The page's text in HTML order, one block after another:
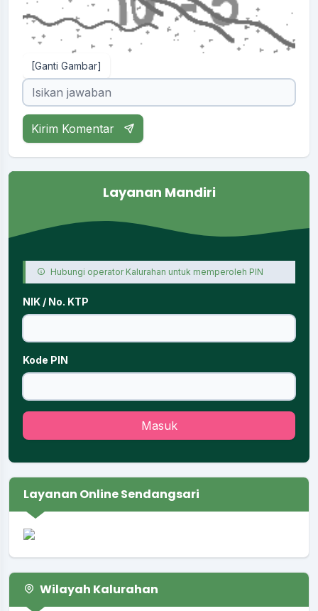
[Ganti Gambar]
Kirim Komentar
Layanan Mandiri
Hubungi operator Kalurahan untuk memperoleh PIN
NIK / No. KTP
Kode PIN
Masuk
Layanan Online Sendangsari
Wilayah Kalurahan